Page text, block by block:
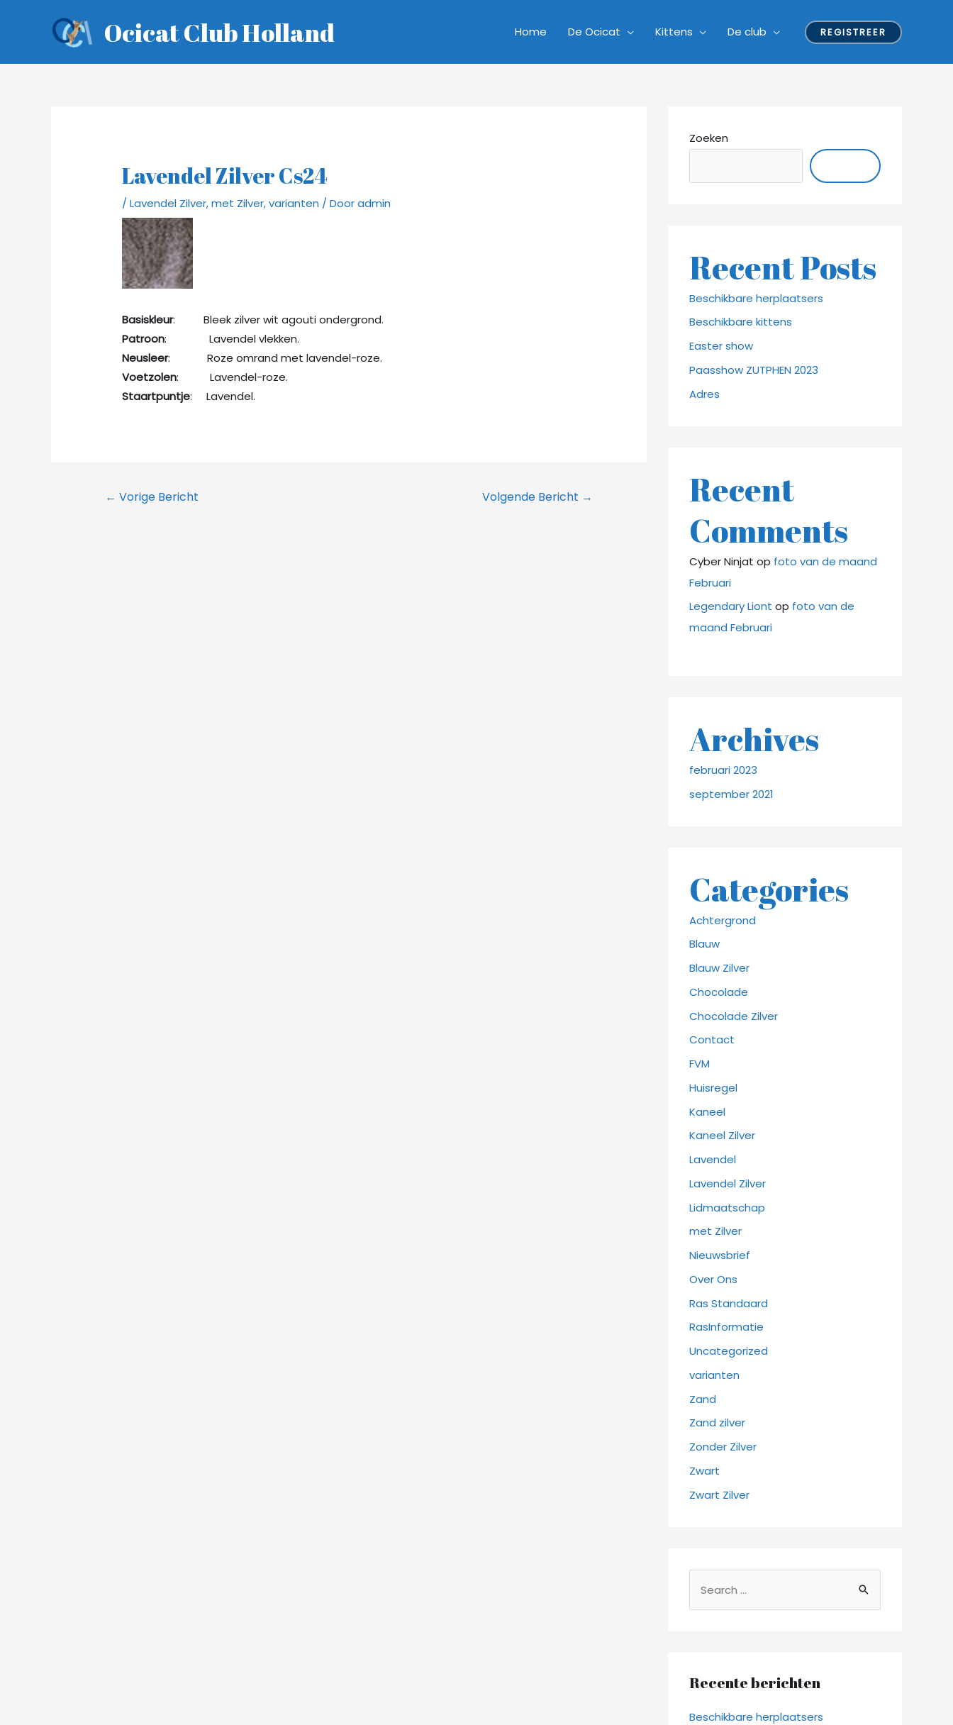
inhoud
Ocicat Club Holland Home De Ocicat Kittens De club REGISTREER
Lavendel Zilver Cs24
/Lavendel Zilver,met Zilver,varianten / Dooradmin
Basiskleur: Bleek zilver wit agouti ondergrond.
Patroon: Lavendel vlekken.
Neusleer: Roze omrand met lavendel-roze.
Voetzolen: Lavendel-roze.
Staartpuntje: Lavendel.
Bericht
← Vorige Bericht Volgende Bericht →
Zoeken
Recent Posts
Beschikbare herplaatsers
Beschikbare kittens
Easter show
Paasshow ZUTPHEN 2023
Adres
Recent
Comments
Cyber Ninjat op foto van de maand
Februari
Legendary Liont op foto van de
maand Februari
Archives
februari 2023
september 2021
Categories
Achtergrond
Blauw
Blauw Zilver
Chocolade
Chocolade Zilver
Contact
FVM
Huisregel
Kaneel
Kaneel Zilver
Lavendel
Lavendel Zilver
Lidmaatschap
met Zilver
Nieuwsbrief
Over Ons
Ras Standaard
RasInformatie
Uncategorized
varianten
Zand
Zand zilver
Zonder Zilver
Zwart
Zwart Zilver
a
Recente berichten
Beschikbare herplaatsers